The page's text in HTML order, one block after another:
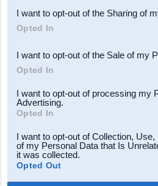
Downstream Participants
third parties.
I want to opt-out of the Sharing of
Opted In
I want to opt-out of the Sale of my
Opted In
I want to opt-out of processing my
Advertising.
Opted In
I want to opt-out of Collection,
of my Personal Data that Is
it was collected.
Opted Out